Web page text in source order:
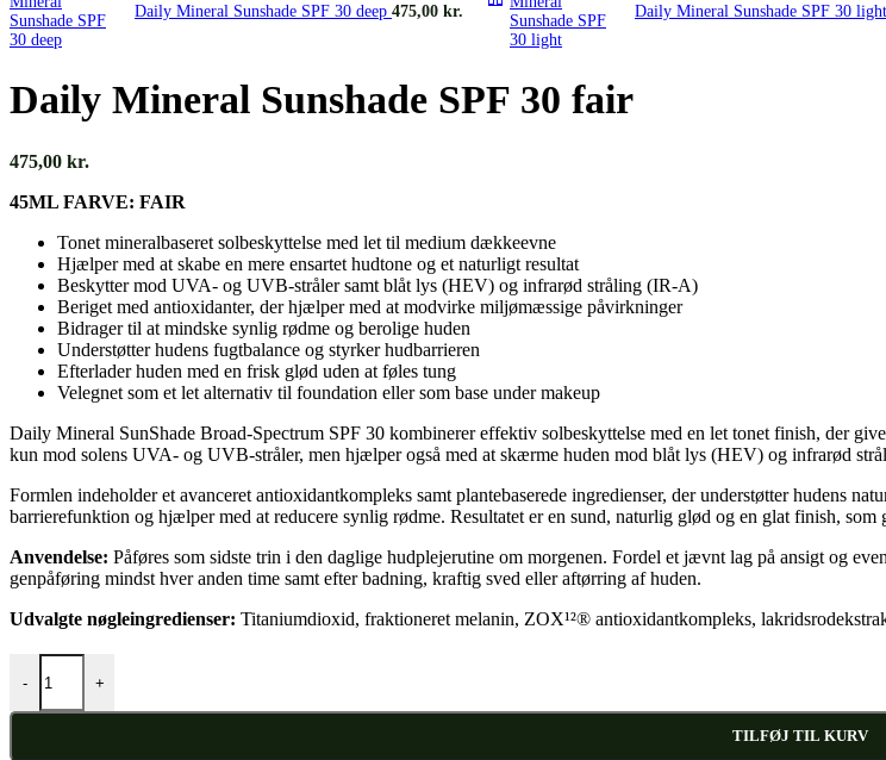
Daily Mineral Sunshade SPF 30 deep 475,00 kr. Daily Mineral Sunshade SPF 30 light
Daily Mineral Sunshade SPF 30 fair
475,00 kr.
45ML FARVE: FAIR
Tonet mineralbaseret solbeskyttelse med let til medium dækkeevne
Hjælper med at skabe en mere ensartet hudtone og et naturligt resultat
Beskytter mod UVA- og UVB-stråler samt blåt lys (HEV) og infrarød stråling (IR-A)
Beriget med antioxidanter, der hjælper med at modvirke miljømæssige påvirkninger
Bidrager til at mindske synlig rødme og berolige huden
Understøtter hudens fugtbalance og styrker hudbarrieren
Efterlader huden med en frisk glød uden at føles tung
Velegnet som et let alternativ til foundation eller som base under makeup
Daily Mineral SunShade Broad-Spectrum SPF 30 kombinerer effektiv solbeskyttelse med en let tonet finish, der
kun mod solens UVA- og UVB-stråler, men hjælper også med at skærme huden mod blåt lys (HEV) og infrarød
Formlen indeholder et avanceret antioxidantkompleks samt plantebaserede ingredienser, der understøtter hudens
barrierefunktion og hjælper med at reducere synlig rødme. Resultatet er en sund, naturlig glød og en glat finish, som
Anvendelse: Påføres som sidste trin i den daglige hudplejerutine om morgenen. Fordel et jævnt lag på ansigt og
genpåføring mindst hver anden time samt efter badning, kraftig sved eller aftørring af huden.
Udvalgte nøgleingredienser: Titaniumdioxid, fraktioneret melanin, ZOX¹²® antioxidantkompleks,
-
Daily Mineral Sunshade SPF 30 fair antal
+
TILFØJ TIL KURV